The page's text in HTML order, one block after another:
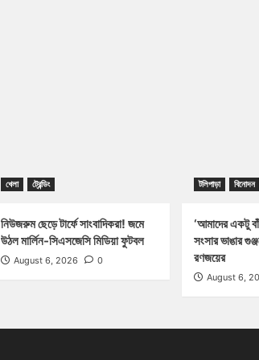
খেলা ট্রেন্ডিং
নিউজরুম ছেড়ে টার্ফে সাংবাদিকরা! জমে
উঠল মার্লিন-সিএসজেসি মিডিয়া ফুটবল
August 6, 2026 0
টলিপাড়া বিনোদন
‘আমাদের একটু
সংসার ভাঙার
রণজয়ের
August 6,